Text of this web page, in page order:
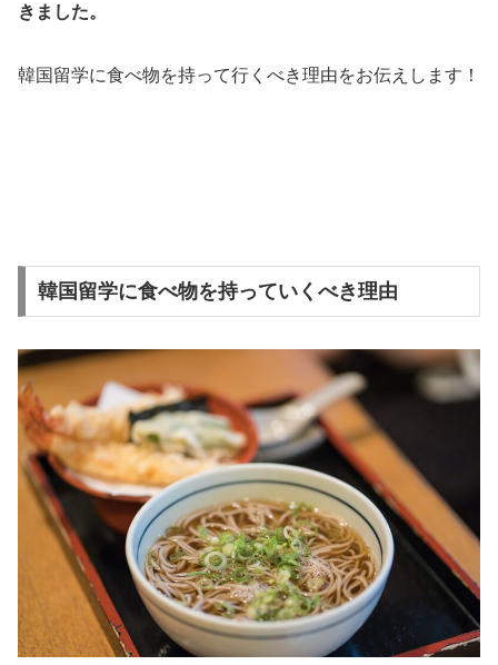
きました。
韓国留学に食べ物を持って行くべき理由をお伝えします！
韓国留学に食べ物を持っていくべき理由